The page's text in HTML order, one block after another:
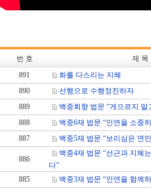
번 호
제 목
891
화를 다스리는 지혜
890
선행으로 수행정진하자
889
백중회향 법문 “게으르지
888
백중6재 법문 “인연을 소중
887
백중5재 법문 “보리심은 연
886
백중4재 법문 “선근과 지혜
다”
885
백중3재 법문 “인연을 함께